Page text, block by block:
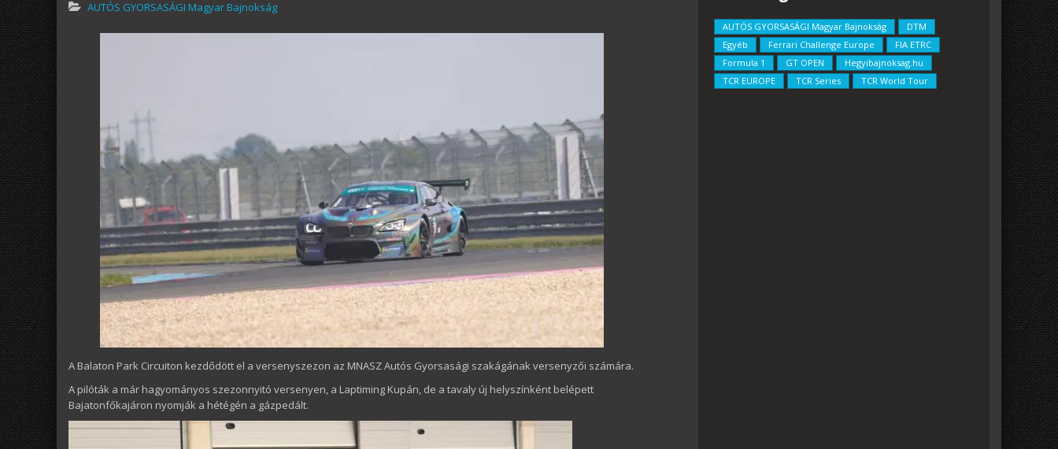
AUTÓS GYORSASÁGI Magyar Bajnokság
A Balaton Park Circuiton kezdődött el a versenyszezon az MNASZ Autós Gyorsasági szakágának versenyzői számára.
A pilóták a már hagyományos szezonnyitó versenyen, a Laptiming Kupán, de a tavaly új helyszínként belépett
Bajatonfőkajáron nyomják a hétégén a gázpedált.
AUTÓS GYORSASÁGI Magyar Bajnokság
DTM
Egyéb
Ferrari Challenge Europe
FIA ETRC
Formula 1
GT OPEN
Hegyibajnoksag.hu
TCR EUROPE
TCR Series TCR World Tour